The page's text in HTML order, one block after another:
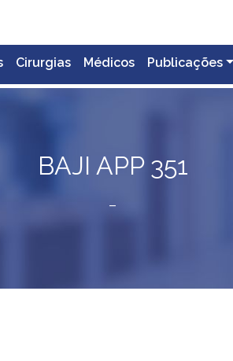
Cirurgias Médicos Publicações
BAJI APP 351
–